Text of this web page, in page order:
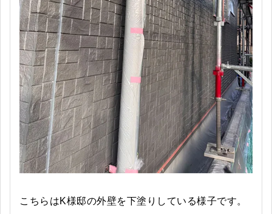
こちらはK様邸の外壁を下塗りしている様子です。